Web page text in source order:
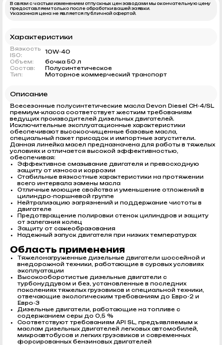
В связи с частым изменением отпускных цен заводами мы окончательную цену
предоставляем только после обработки вашей заявки.
Указанная цена не является публичной офертой.
Характеристики
Вязкость
ISO:
10W-40
Объем:
бочка 50 л
Состав:
Полусинтетическое
Тип:
Моторное коммерческий транспорт
Описание
Всесезонные полусинтетические масла Devon Diesel CH-4/SL
премиум-класса соответствует жестким требованиям
ведущих производителей дизельных двигателей.
Исключительные эксплуатационные характеристики
обеспечивают высокоочищенные базовые масла,
специальный пакет присадок и импортные загустители.
Данная линейка масел предназначена для работы в тяжелых
условиях и отличается высокой эффективностью,
обеспечивая:
Эффективное смазывание двигателя и превосходную
защиту от износа и коррозии
Стабильные вязкостные характеристики на протяжении
всего интервала замены масла
Отличные моющие свойства и уменьшение отложений в
цилиндро-поршневой группе
Нейтрализацию загрязнений и поддержание чистоты в
двигателе
Предотвращение полировки стенок цилиндров и защиту
от залегания колец
Защиту от сажеобразования
Надежный запуск двигателя при низких температурах
Область применения
Тяжелонагруженные дизельные двигатели шоссейной и
внедорожной техники, работающие в суровых условиях
эксплуатации
Высокооборотистые дизельные двигатели с
турбонуддувом и без, установленные в последних
поколениях тяжелых грузовиков и специальной техники,
отвечающие экологическим требованиям до Евро-2 и
Евро-3
Дизельные двигатели, работающие на топливе с
содержанием серы до 0,5 %
Соответствуют требованиям API SL, предъявляемым к
маслам дизельных двигателей легковых автомобилей,
микроавтобусов и легких грузовиков и современных
форсированных бензиновых двигателей